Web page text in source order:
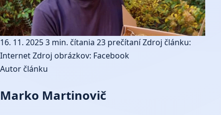
16. 11. 20253 min. čítania 23 prečítaníZdroj článku:
InternetZdroj obrázkov: Facebook
Autor článku
Marko Martinovič